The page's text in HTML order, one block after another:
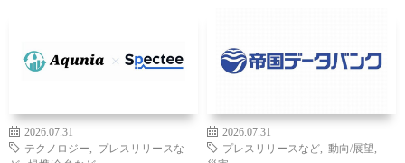
2026.07.31
テクノロジー
プレスリリースな
2026.07.31
プレスリリースなど
動向/展望